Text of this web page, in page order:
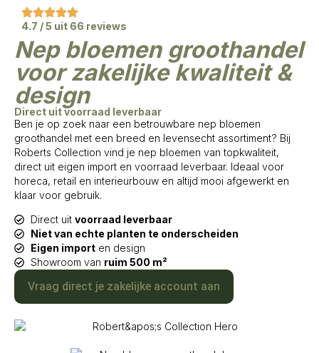
4.7 / 5 uit 66 reviews
Nep bloemen groothandel
voor zakelijke kwaliteit &
design
Direct uit voorraad leverbaar
Ben je op zoek naar een betrouwbare nep bloemen
groothandel met een breed en levensecht assortiment? Bij
Roberts Collection vind je nep bloemen van topkwaliteit,
direct uit eigen import en voorraad leverbaar. Ideaal voor
horeca, retail en interieurbouw en altijd mooi afgewerkt en
klaar voor gebruik.
Direct uit voorraad leverbaar
Niet van echte planten te onderscheiden
Eigen importen design
Showroom van ruim 500 m²
Vraag direct je zakelijke account aan